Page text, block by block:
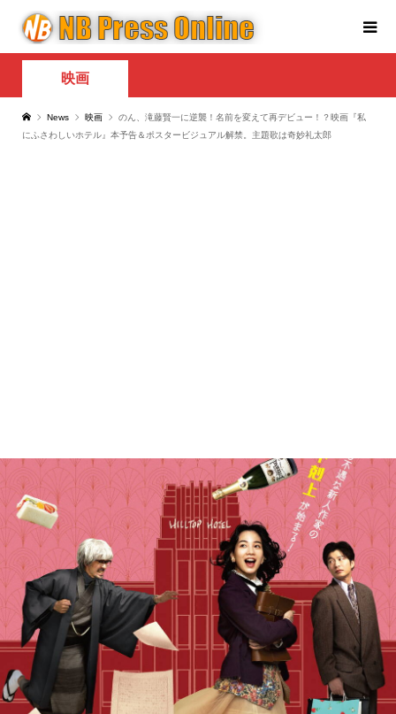
映画
News 映画
のん、滝藤賢一に逆襲！名前を変えて再デビュー！？映画『私
にふさわしいホテル』本予告＆ポスタービジュアル解禁。主題歌は奇妙礼太郎